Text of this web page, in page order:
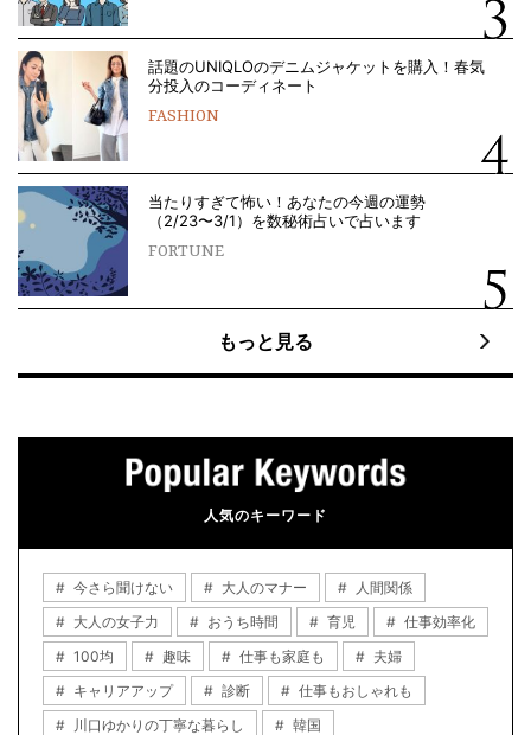
話題のUNIQLOのデニムジャケットを購入！春気
分投入のコーディネート
FASHION
当たりすぎて怖い！あなたの今週の運勢
（2/23〜3/1）を数秘術占いで占います
FORTUNE
もっと見る
人気のキーワード
今さら聞けない 大人のマナー
人間関係
大人の女子力
おうち時間 育児
仕事効率化
100均
趣味 仕事も家庭も
夫婦
キャリアアップ
診断
仕事もおしゃれも
川口ゆかりの丁寧な暮らし
韓国